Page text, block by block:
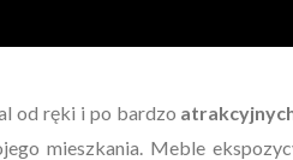
od ręki i po bardzo
mieszkania. Meble